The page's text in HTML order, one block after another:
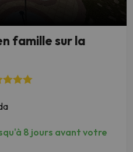
famille sur la
8 jours avant votre